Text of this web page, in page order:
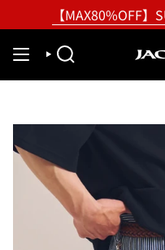
【MAX80%OFF】
SEARCH